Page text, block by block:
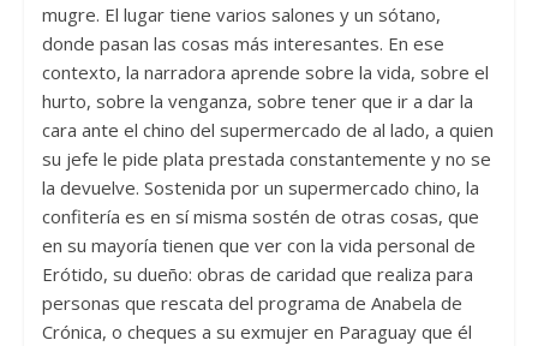
mugre. El lugar tiene varios salones y un sótano,
donde pasan las cosas más interesantes. En ese
contexto, la narradora aprende sobre la vida, sobre el
hurto, sobre la venganza, sobre tener que ir a dar la
cara ante el chino del supermercado de al lado, a quien
su jefe le pide plata prestada constantemente y no se
la devuelve. Sostenida por un supermercado chino, la
confitería es en sí misma sostén de otras cosas, que
en su mayoría tienen que ver con la vida personal de
Erótido, su dueño: obras de caridad que realiza para
personas que rescata del programa de Anabela de
Crónica, o cheques a su exmujer en Paraguay que él